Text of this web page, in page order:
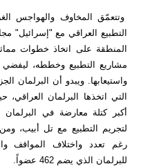
وتتعمّق المخاوف والهواجس
التطبيع العراقي مع "إسرائيل"
المنطقة على اتخاذ خطوات
مشاريع التطبيع وخططه،
واستيعابها. ويبدو أن البرلمان
التي اتخذها البرلمان
أكبر كتلة معارضة في
لتجريم التطبيع مع تل أبيب،
رغم تعدد واختلاف المواقف
للبرلمان الذي يضم 462 عضواً.